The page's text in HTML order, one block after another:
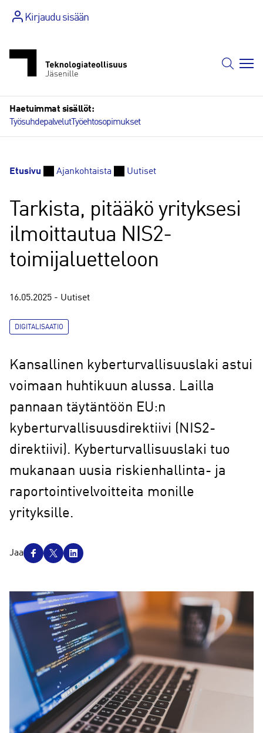
sisältöönKirjaudu sisään
Haetuimmat sisällöt:
TyösuhdepalvelutTyöehtosopimukset
Etusivu Ajankohtaista Uutiset
Tarkista, pitääkö yrityksesi
ilmoittautua NIS2-
toimijaluetteloon
16.05.2025 - Uutiset
DIGITALISAATIO
Kansallinen kyberturvallisuuslaki astui
voimaan huhtikuun alussa. Lailla
pannaan täytäntöön EU:n
kyberturvallisuusdirektiivi (NIS2-
direktiivi). Kyberturvallisuuslaki tuo
mukanaan uusia riskienhallinta- ja
raportointivelvoitteita monille
yrityksille.
J
Jaa